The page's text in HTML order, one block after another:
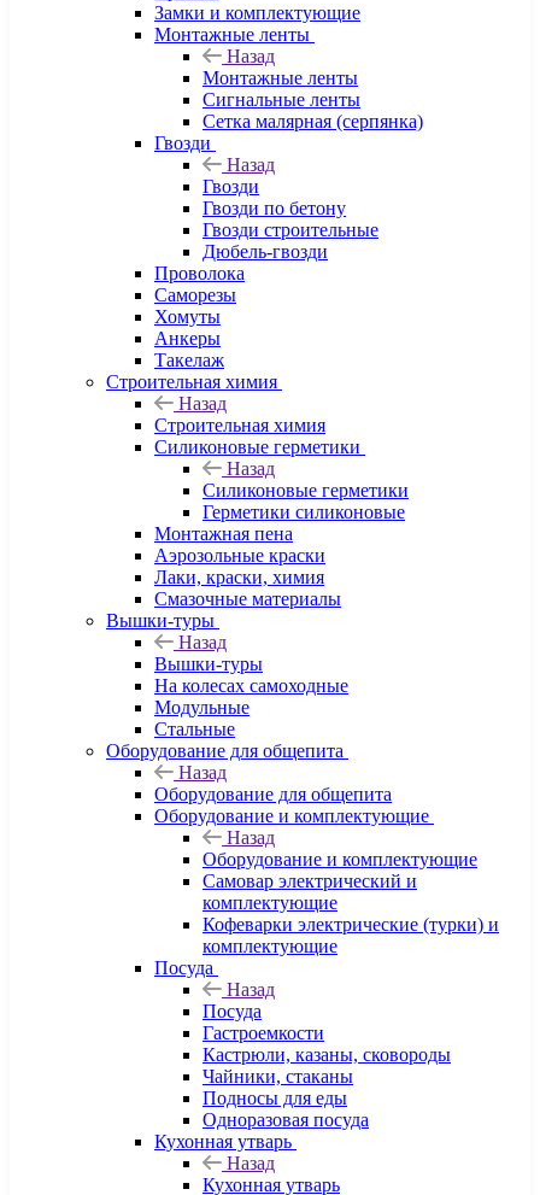
Замки и комплектующие
Монтажные ленты
Назад
Монтажные ленты
Сигнальные ленты
Сетка малярная (серпянка)
Гвозди
Назад
Гвозди
Гвозди по бетону
Гвозди строительные
Дюбель-гвозди
Проволока
Саморезы
Хомуты
Анкеры
Такелаж
Строительная химия
Назад
Строительная химия
Силиконовые герметики
Назад
Силиконовые герметики
Герметики силиконовые
Монтажная пена
Аэрозольные краски
Лаки, краски, химия
Смазочные материалы
Вышки-туры
Назад
Вышки-туры
На колесах самоходные
Модульные
Стальные
Оборудование для общепита
Назад
Оборудование для общепита
Оборудование и комплектующие
Назад
Оборудование и комплектующие
Самовар электрический и
комплектующие
Кофеварки электрические (турки) и
комплектующие
Посуда
Назад
Посуда
Гастроемкости
Кастрюли, казаны, сковороды
Чайники, стаканы
Подносы для еды
Одноразовая посуда
Кухонная утварь
Назад
Кухонная утварь